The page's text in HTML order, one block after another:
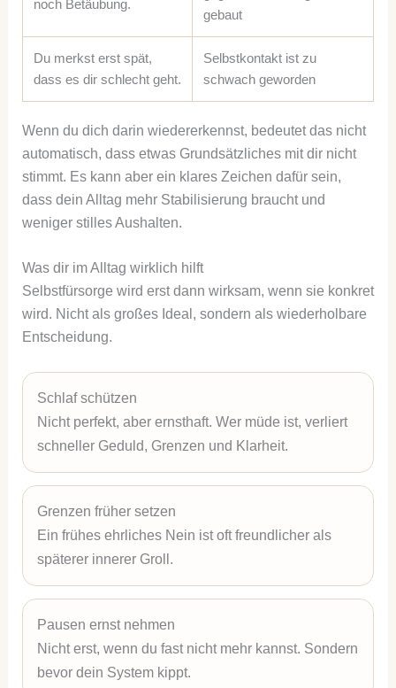
noch Betäubung.
gebaut
Du merkst erst spät,
dass es dir schlecht geht.
Selbstkontakt ist zu
schwach geworden
Wenn du dich darin wiedererkennst, bedeutet das nicht
automatisch, dass etwas Grundsätzliches mit dir nicht
stimmt. Es kann aber ein klares Zeichen dafür sein,
dass dein Alltag mehr Stabilisierung braucht und
weniger stilles Aushalten.
Was dir im Alltag wirklich hilft
Selbstfürsorge wird erst dann wirksam, wenn sie konkret
wird. Nicht als großes Ideal, sondern als wiederholbare
Entscheidung.
Schlaf schützen
Nicht perfekt, aber ernsthaft. Wer müde ist, verliert
schneller Geduld, Grenzen und Klarheit.
Grenzen früher setzen
Ein frühes ehrliches Nein ist oft freundlicher als
späterer innerer Groll.
Pausen ernst nehmen
Nicht erst, wenn du fast nicht mehr kannst. Sondern
bevor dein System kippt.